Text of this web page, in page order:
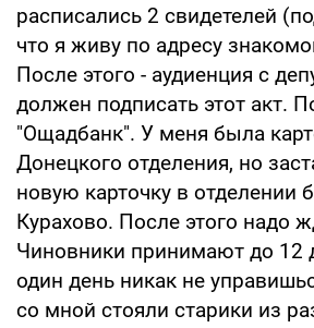
расписались 2 свидетелей
что я живу по адресу
После этого - аудиенция с
должен подписать этот акт.
"Ощадбанк". У меня была
Донецкого отделения, но
новую карточку в отделении
Курахово. После этого надо
Чиновники принимают до 12
один день никак не
со мной стояли старики из